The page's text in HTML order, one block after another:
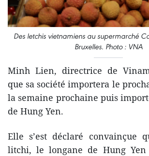
Des letchis vietnamiens au supermarché
Bruxelles. Photo : VNA
Minh Lien, directrice de
que sa société importera le
la semaine prochaine puis
de Hung Yen.
Elle s’est déclaré convainçue
litchi, le longane de Hung Yen